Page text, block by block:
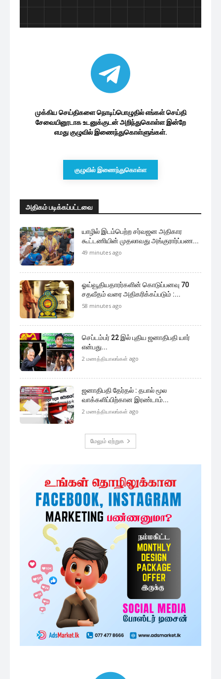
முக்கிய செய்திகளை நொடிப்பொழுதில் எங்கள் செய்தி
சேவையினூடாக உடனுக்குடன் அறிந்துகொள்ள இன்றே
எமது குழுவில் இணைந்துகொள்ளுங்கள்.
குழுவில் இணைந்துகொள்ள
அதிகம் படிக்கப்பட்டவை
யாழில் இடம்பெற்ற சர்வஜன அதிகார
கூட்டணியின் முதலாவது அங்குரார்ப்பண...
49 minutes ago
ஓய்வூதியதாரர்களின் கொடுப்பனவு 70
சதவீதம் வரை அதிகரிக்கப்படும் :...
58 minutes ago
செப்டம்பர் 22 இல் புதிய ஜனாதிபதி யார்
என்பது...
2 மணத்தியாலங்கள் ago
ஜனாதிபதி தேர்தல் : தபால் மூல
வாக்களிப்பிற்கான இரண்டாம்...
2 மணத்தியாலங்கள் ago
மேலும் ஏற்றுக